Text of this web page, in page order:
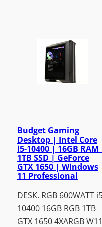
Budget Gaming
Desktop | Intel Core
i5-10400 | 16GB RAM
1TB SSD | GeForce
GTX 1650 | Windows
11 Professional
DESK. RGB 600WATT
10400 16GB RGB 1TB
GTX 1650 4XARGB W11